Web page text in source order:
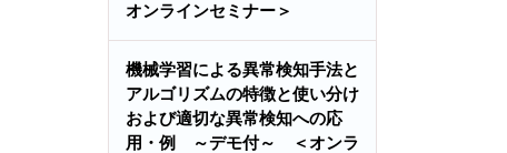
オンラインセミナー＞
機械学習による異常検知手法と
アルゴリズムの特徴と使い分け
および適切な異常検知への応
用・例 ～デモ付～ ＜オンラ